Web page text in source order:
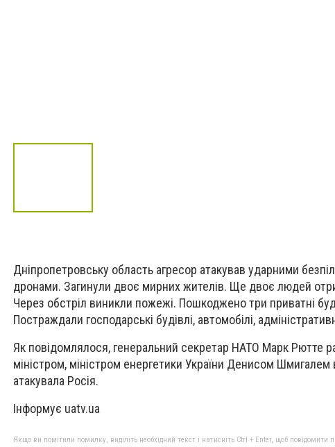
Дніпропетровську область агресор атакував ударними
дронами. Загинули двоє мирних жителів. Ще двоє людей
Через обстріл виникли пожежі. Пошкоджено три приватні
Постраждали господарські будівлі, автомобілі,
Як повідомлялося, генеральний секретар НАТО Марк Рютте
міністром, міністром енергетики України Денисом Шмигалем
атакувала Росія.
Інформує uatv.ua
Якщо ви помітили помилку, виділіть необхідний текст і натисніть Ctrl + Enter, щоб повідомити